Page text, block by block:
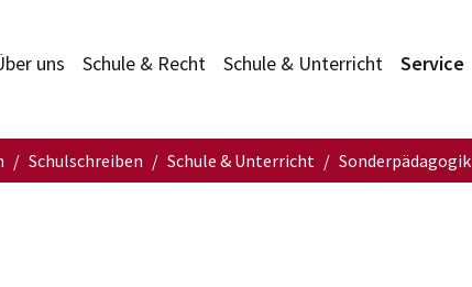
uns Schule & Recht Schule & Unterricht Service
Schulschreiben Schule & Unterricht Sonderpädagogik